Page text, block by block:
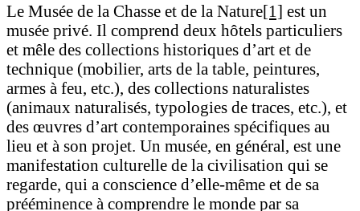
Le Musée de la Chasse et de la Nature[1] est un
musée privé. Il comprend deux hôtels particuliers
et mêle des collections historiques d’art et de
technique (mobilier, arts de la table, peintures,
armes à feu, etc.), des collections naturalistes
(animaux naturalisés, typologies de traces, etc.), et
des œuvres d’art contemporaines spécifiques au
lieu et à son projet. Un musée, en général, est une
manifestation culturelle de la civilisation qui se
regarde, qui a conscience d’elle-même et de sa
prééminence à comprendre le monde par sa